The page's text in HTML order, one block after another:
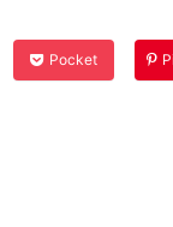
Pocket